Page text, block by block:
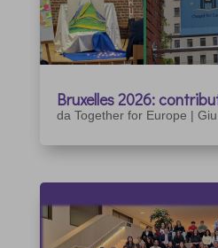
Bruxelles 2026:
da Together for Europe |